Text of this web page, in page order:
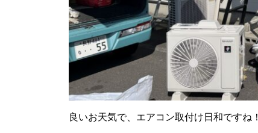
良いお天気で、エアコン取付け日和ですね！